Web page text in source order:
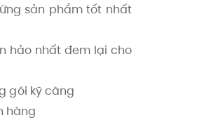
sản phẩm tốt nhất
hảo nhất đem lại cho
gói kỹ càng
hàng